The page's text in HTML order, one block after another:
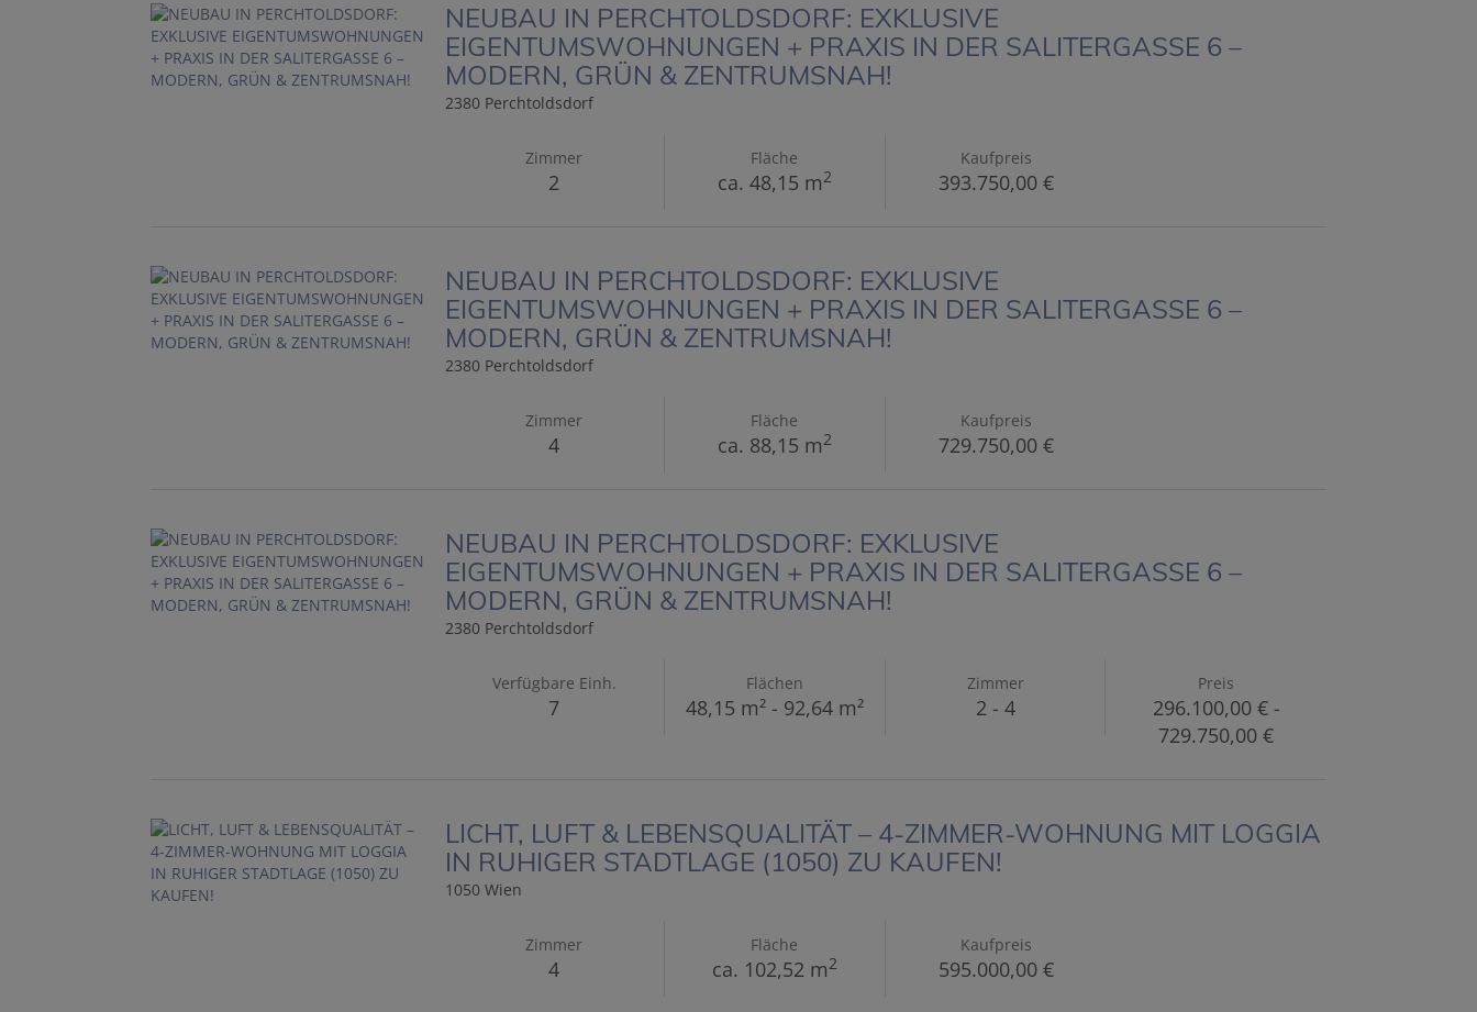
NEUBAU IN PERCHTOLDSDORF: EXKLUSIVE
EIGENTUMSWOHNUNGEN + PRAXIS IN DER SALITERGASSE 6 –
MODERN, GRÜN & ZENTRUMSNAH!
2380 Perchtoldsdorf
Zimmer
2
Fläche
ca. 48,15 m2
Kaufpreis
393.750,00 €
NEUBAU IN PERCHTOLDSDORF: EXKLUSIVE
EIGENTUMSWOHNUNGEN + PRAXIS IN DER SALITERGASSE 6 –
MODERN, GRÜN & ZENTRUMSNAH!
2380 Perchtoldsdorf
Zimmer
4
Fläche
ca. 88,15 m2
Kaufpreis
729.750,00 €
NEUBAU IN PERCHTOLDSDORF: EXKLUSIVE
EIGENTUMSWOHNUNGEN + PRAXIS IN DER SALITERGASSE 6 –
MODERN, GRÜN & ZENTRUMSNAH!
2380 Perchtoldsdorf
Verfügbare Einh.
7
Flächen
48,15 m² - 92,64 m²
Zimmer
2 - 4
Preis
296.100,00 € -
729.750,00 €
LICHT, LUFT & LEBENSQUALITÄT – 4-ZIMMER-WOHNUNG MIT LOGGIA
IN RUHIGER STADTLAGE (1050) ZU KAUFEN!
1050 Wien
Zimmer
4
Fläche
ca. 102,52 m2
Kaufpreis
595.000,00 €